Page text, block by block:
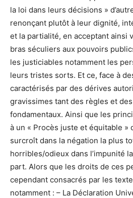
la loi dans leurs décisions »
renonçant plutôt à leur dignité,
et la partialité, en acceptant ainsi
bras séculiers aux pouvoirs
les justiciables notamment les
leurs tristes sorts. Et ce, face à
caractérisés par des dérives
gravissimes tant des règles et
fondamentaux. Ainsi que les
à un « Procès juste et équitable »
surcroît dans la négation la plus
horribles/odieux dans l’impunité
part. Alors que les droits de ces
cependant consacrés par les
notamment : – La Déclaration